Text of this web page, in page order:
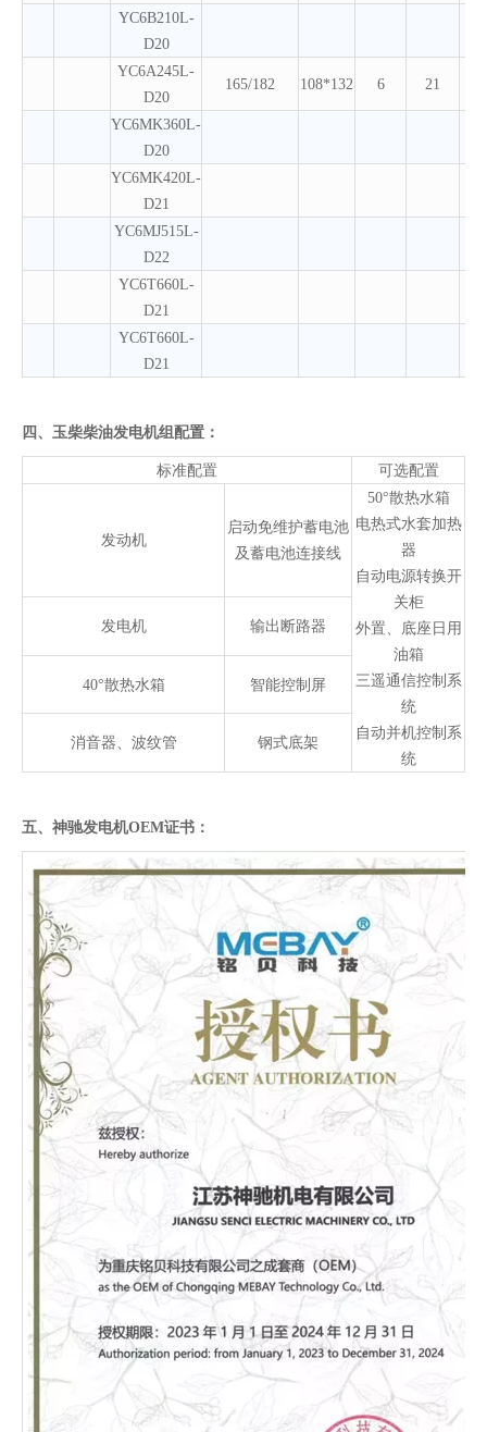
YC6B210L-
D20
YC6A245L-
D20
165/182 108*132 6 21
YC6MK360L-
D20
YC6MK420L-
D21
YC6MJ515L-
D22
YC6T660L-
D21
YC6T660L-
D21
四、玉柴柴油发电机组配置：
标准配置 可选配置
发动机
启动免维护蓄电池
及蓄电池连接线
50°散热水箱
电热式水套加热
器
自动电源转换开
关柜
外置、底座日用
油箱
三遥通信控制系
统
自动并机控制系
统
发电机 输出断路器
40°散热水箱 智能控制屏
消音器、波纹管 钢式底架
五、神驰发电机OEM证书：